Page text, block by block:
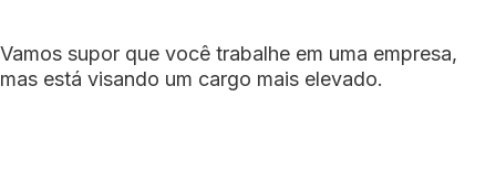
Vamos supor que você trabalhe em uma empresa,
mas está visando um cargo mais elevado.